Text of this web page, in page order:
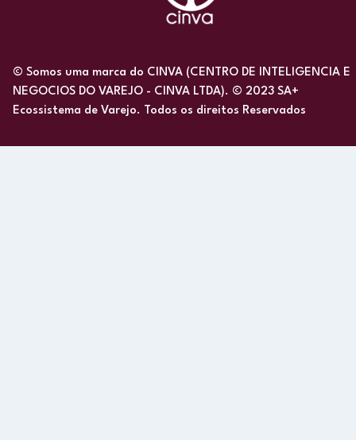
© Somos uma marca do CINVA (CENTRO DE INTELIGENCIA E
NEGOCIOS DO VAREJO - CINVA LTDA). © 2023 SA+
Ecossistema de Varejo. Todos os direitos Reservados